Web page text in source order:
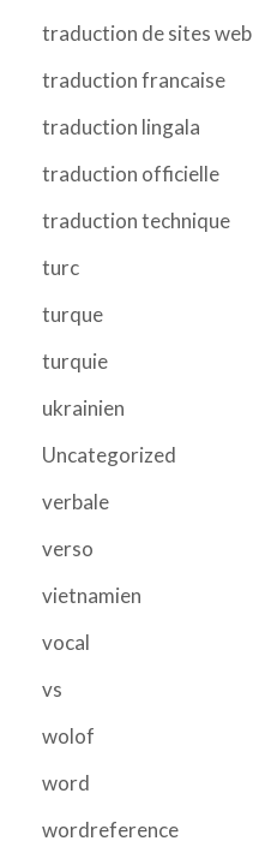
traduction de sites web
traduction francaise
traduction lingala
traduction officielle
traduction technique
turc
turque
turquie
ukrainien
Uncategorized
verbale
verso
vietnamien
vocal
vs
wolof
word
wordreference